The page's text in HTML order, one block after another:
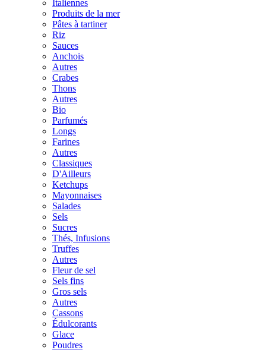
Italiennes
Produits de la mer
Pâtes à tartiner
Riz
Sauces
Anchois
Autres
Crabes
Thons
Autres
Bio
Parfumés
Longs
Farines
Autres
Classiques
D'Ailleurs
Ketchups
Mayonnaises
Salades
Sels
Sucres
Thés, Infusions
Truffes
Autres
Fleur de sel
Sels fins
Gros sels
Autres
Cassons
Édulcorants
Glace
Poudres